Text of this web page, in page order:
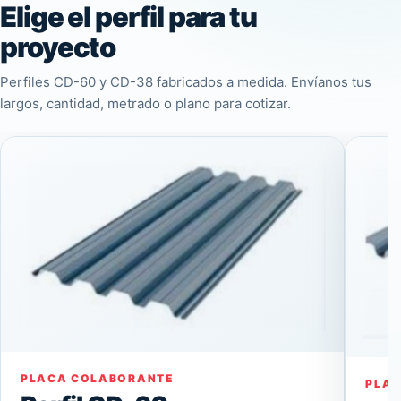
Elige el perfil para tu
proyecto
Perfiles CD-60 y CD-38 fabricados a medida. Envíanos tus
largos, cantidad, metrado o plano para cotizar.
PLACA COLABORANTE